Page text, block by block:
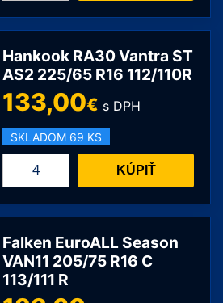
RA30
Vantra
ST
AS2
215/75
R16
113/111R
Hankook RA30 Vantra ST
AS2 225/65 R16 112/110R
133,00€ s DPH
SKLADOM 69 KS
množstvo
RA30
Vantra
ST
AS2
225/65
R16
KÚPIŤ
Falken EuroALL Season
VAN11 205/75 R16 C
113/111 R